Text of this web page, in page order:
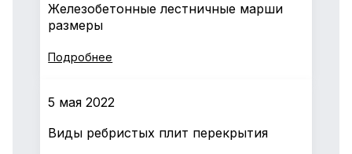
Железобетонные лестничные марши
размеры
Подробнее
5 мая 2022
Виды ребристых плит перекрытия